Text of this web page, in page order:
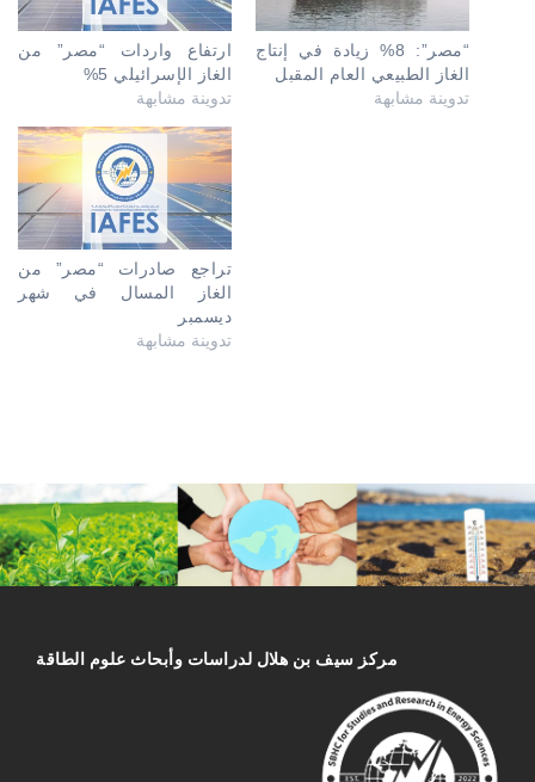
ارتفاع واردات “مصر” من
الغاز الإسرائيلي 5%
تدوينة مشابهة
“مصر”: 8% زيادة في إنتاج
الغاز الطبيعي العام المقبل
تدوينة مشابهة
تراجع صادرات “مصر” من
الغاز المسال في شهر
ديسمبر
تدوينة مشابهة
مركز سیف بن هلال لدراسات وأبحاث علوم الطاقة